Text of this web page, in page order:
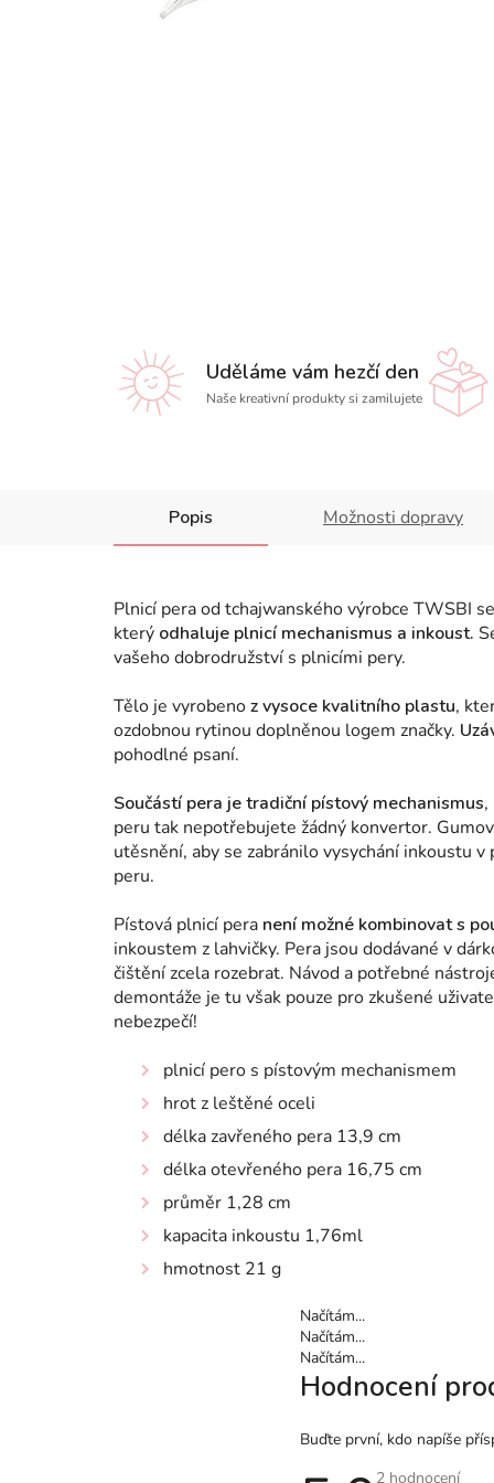
Uděláme vám hezčí den
Naše kreativní produkty si zamilujete
Popis Možnosti dopravy
Plnicí pera od tchajwanského výrobce TWSBI
který odhaluje plnicí mechanismus a inkoust.
vašeho dobrodružství s plnicími pery.
Tělo je vyrobenoz vysoce kvalitního plastu,
ozdobnou rytinou doplněnou logem značky.
pohodlné psaní.
Součástí pera je tradiční pístový mechanismus
peru tak nepotřebujete žádný konvertor.
utěsnění, aby se zabránilo vysychání inkoustu
peru.
Pístová plnicí pera není možné kombinovat s
inkoustem z lahvičky. Pera jsou dodávané v
čištění zcela rozebrat. Návod a potřebné
demontáže je tu však pouze pro zkušené
nebezpečí!
plnicí pero s pístovým mechanismem
hrot z leštěné oceli
délka zavřeného pera 13,9 cm
délka otevřeného pera 16,75 cm
průměr 1,28 cm
kapacita inkoustu 1,76ml
hmotnost 21 g
Načítám...
Načítám...
Načítám...
Hodnocení
Buďte první, kdo napíše
Průměrné
2 hodnocení